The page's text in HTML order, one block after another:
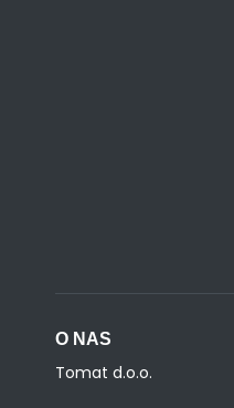
O NAS
Tomat d.o.o.